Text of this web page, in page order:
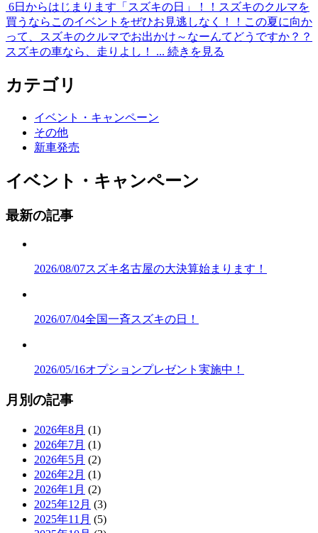
6日からはじまります「スズキの日」！！スズキのクルマを
買うならこのイベントをぜひお見逃しなく！！この夏に向か
って、スズキのクルマでお出かけ～なーんてどうですか？？
スズキの車なら、走りよし！ ... 続きを見る
カテゴリ
イベント・キャンペーン
その他
新車発売
イベント・キャンペーン
最新の記事
2026/08/07スズキ名古屋の大決算始まります！
2026/07/04全国一斉スズキの日！
2026/05/16オプションプレゼント実施中！
月別の記事
2026年8月 (1)
2026年7月 (1)
2026年5月 (2)
2026年2月 (1)
2026年1月 (2)
2025年12月 (3)
2025年11月 (5)